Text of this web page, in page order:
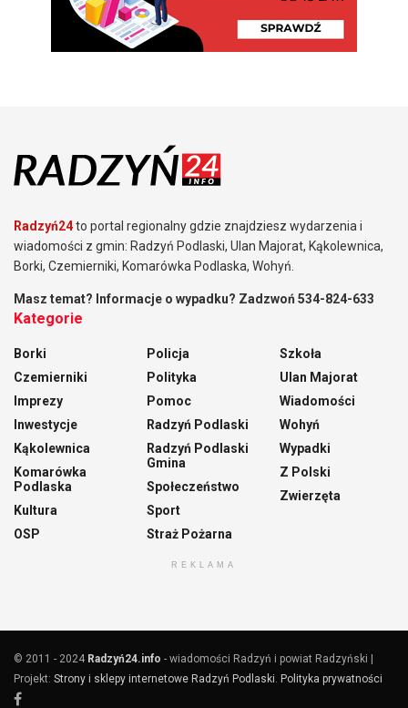
Radzyń24to portal regionalny gdzie znajdziesz wydarzenia i
wiadomości z gmin: Radzyń Podlaski, Ulan Majorat, Kąkolewnica,
Borki, Czemierniki, Komarówka Podlaska, Wohyń.
Masz temat? Informacje o wypadku? Zadzwoń 534-824-633
Kategorie
Borki
Czemierniki
Imprezy
Inwestycje
Kąkolewnica
Komarówka
Podlaska
Kultura
OSP
Policja
Polityka
Pomoc
Radzyń Podlaski
Radzyń Podlaski
Gmina
Społeczeństwo
Sport
Straż Pożarna
Szkoła
Ulan Majorat
Wiadomości
Wohyń
Wypadki
Z Polski
Zwierzęta
REKLAMA
© 2011 - 2024 Radzyń24.info - wiadomości Radzyń i powiat Radzyński |
Projekt: Strony i sklepy internetowe Radzyń Podlaski Polityka prywatności